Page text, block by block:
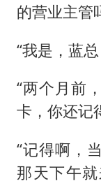
的营业主管
“我是，蓝
“两个月前
卡，你还记
“记得啊，
那天下午